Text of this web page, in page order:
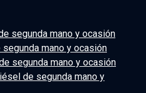
segunda mano y ocasión
mano y ocasión
segunda mano y ocasión
de segunda mano y